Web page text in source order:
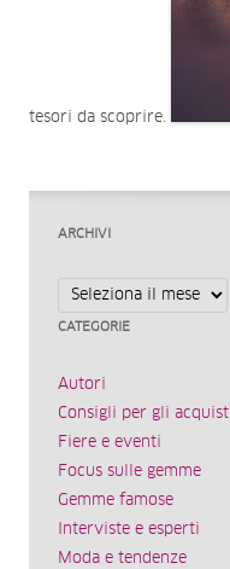
tesori da scoprire.
ARCHIVI
Archivi
CATEGORIE
Autori
Consigli per gli acquisti
Fiere e eventi
Focus sulle gemme
Gemme famose
Interviste e esperti
Moda e tendenze